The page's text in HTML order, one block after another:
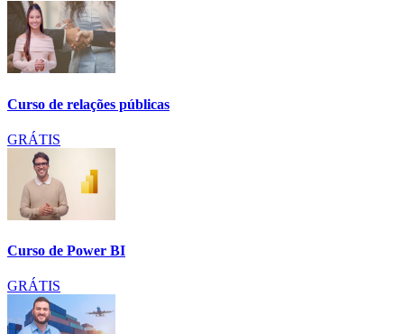
Curso de relações públicas
GRÁTIS
Curso de Power BI
GRÁTIS